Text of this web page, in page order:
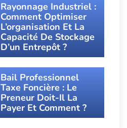
Rayonnage Industriel :
Comment Optimiser
L’organisation Et La
Capacité De Stockage
D’un Entrepôt ?
Bail Professionnel
Taxe Foncière : Le
Preneur Doit-Il La
Payer Et Comment ?